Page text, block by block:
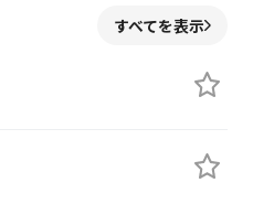
すべてを表示